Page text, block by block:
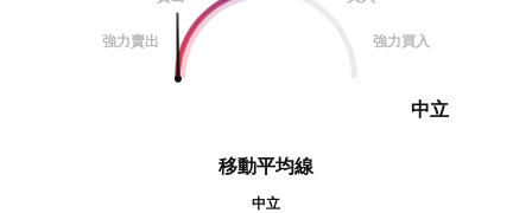
強力賣出 強力買入
中立
移動平均線
中立